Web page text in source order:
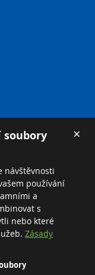
×
soubory
návštěvnosti
používání
a
s
nebo které
Zásady